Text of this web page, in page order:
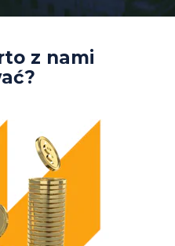
z nami